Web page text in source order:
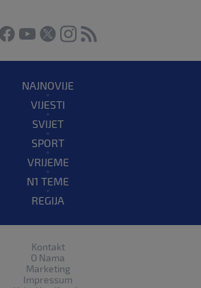
NAJNOVIJE
VIJESTI
SVIJET
SPORT
VRIJEME
N1 TEME
REGIJA
Kontakt
O Nama
Marketing
Impressum